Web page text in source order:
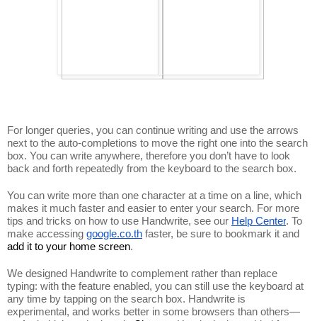
For longer queries, you can continue writing and use the arrows
next to the auto-completions to move the right one into the search
box. You can write anywhere, therefore you don’t have to look
back and forth repeatedly from the keyboard to the search box.
You can write more than one character at a time on a line, which
makes it much faster and easier to enter your search. For more
tips and tricks on how to use Handwrite, see our Help Center. To
make accessing google.co.th
add it to your home screen.
We designed Handwrite to complement rather than replace
typing: with the feature enabled, you can still use the keyboard at
any time by tapping on the search box. Handwrite is
experimental, and works better in some browsers than others—